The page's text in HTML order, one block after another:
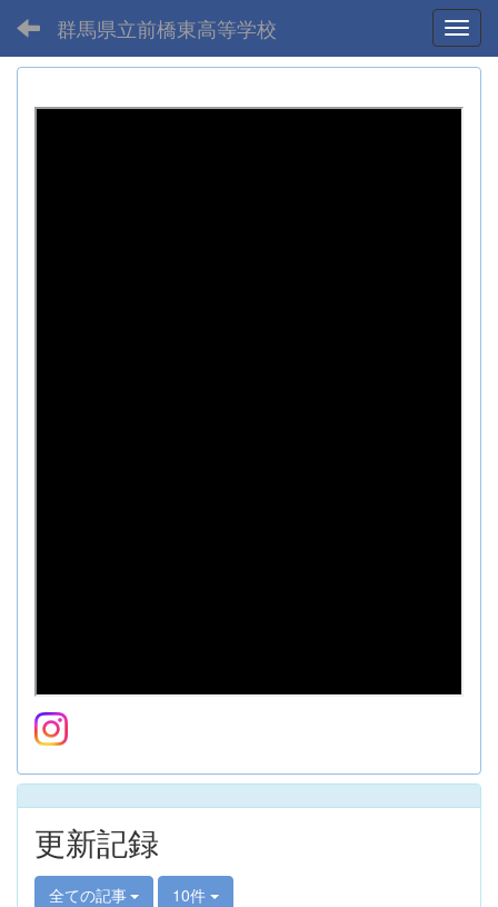
群馬県立前橋東高等学校
更新記録
全ての記事 10件